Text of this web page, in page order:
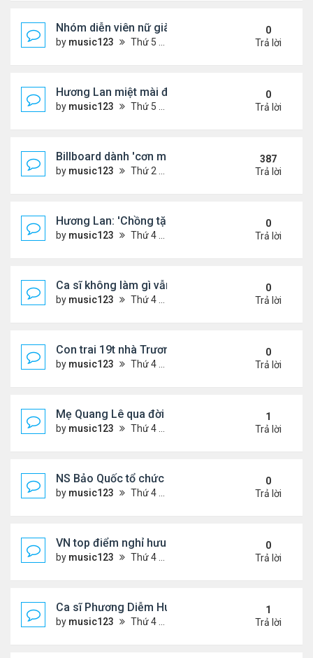
Nhóm diễn viên nữ giàu nhất thế giới
by music123 Thứ 5 Tháng 8 06, 2026 4:32 pm
0
Trả lời
Hương Lan miệt mài đi hát ở tuổi 70
by music123 Thứ 5 Tháng 8 06, 2026 4:22 pm
0
Trả lời
Billboard dành 'cơn mưa' lời khen BTS
by music123 Thứ 2 Tháng 10 19, 2020 11:31 am
387
Trả lời
Hương Lan: 'Chồng tặng tôi khu vườn tình yêu'
by music123 Thứ 4 Tháng 8 05, 2026 7:15 pm
0
Trả lời
Ca sĩ không làm gì vẫn kiếm được 400 triệu đồng/
by music123 Thứ 4 Tháng 8 05, 2026 7:11 pm
0
Trả lời
Con trai 19t nhà Trương Bá Chi - Tạ Đình Phong
by music123 Thứ 4 Tháng 8 05, 2026 7:03 pm
0
Trả lời
Mẹ Quang Lê qua đời sau 2 năm đột quỵ.
by music123 Thứ 4 Tháng 8 05, 2026 6:53 pm
1
Trả lời
NS Bảo Quốc tổ chức sn cho bà xã
by music123 Thứ 4 Tháng 8 05, 2026 6:51 pm
0
Trả lời
VN top điểm nghỉ hưu lý tưởng cho người Mỹ
by music123 Thứ 4 Tháng 8 05, 2026 6:46 pm
0
Trả lời
Ca sĩ Phương Diễm Huyền bị khởi tố
by music123 Thứ 4 Tháng 8 05, 2026 6:38 pm
1
Trả lời